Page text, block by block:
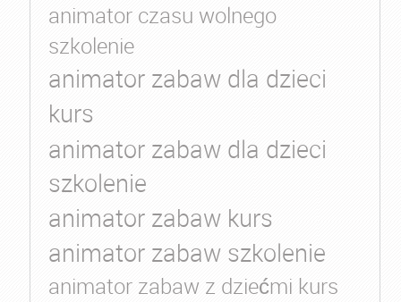
animator czasu wolnego
szkolenie
animator zabaw dla dzieci
kurs
animator zabaw dla dzieci
szkolenie
animator zabaw kurs
animator zabaw szkolenie
animator zabaw z dziećmi kurs